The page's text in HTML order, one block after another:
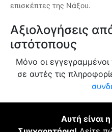
επισκέπτες της Νάξου.
Αξιολογήσεις
ιστότοπους
Μόνο οι
σε αυτές τις
Αυτή είναι